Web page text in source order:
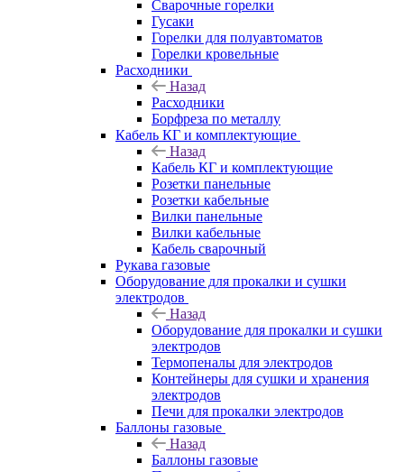
Сварочные горелки
Гусаки
Горелки для полуавтоматов
Горелки кровельные
Расходники
Назад
Расходники
Борфреза по металлу
Кабель КГ и комплектующие
Назад
Кабель КГ и комплектующие
Розетки панельные
Розетки кабельные
Вилки панельные
Вилки кабельные
Кабель сварочный
Рукава газовые
Оборудование для прокалки и сушки
электродов
Назад
Оборудование для прокалки и сушки
электродов
Термопеналы для электродов
Контейнеры для сушки и хранения
электродов
Печи для прокалки электродов
Баллоны газовые
Назад
Баллоны газовые